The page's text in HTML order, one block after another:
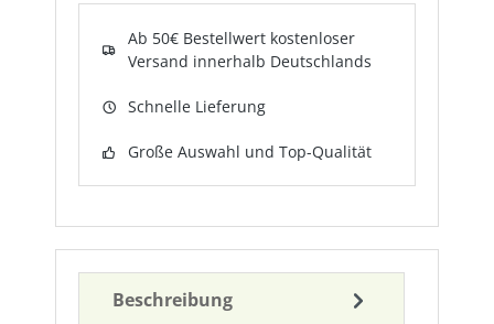
Ab 50€ Bestellwert kostenloser
Versand innerhalb Deutschlands
Schnelle Lieferung
Große Auswahl und Top-Qualität
Beschreibung